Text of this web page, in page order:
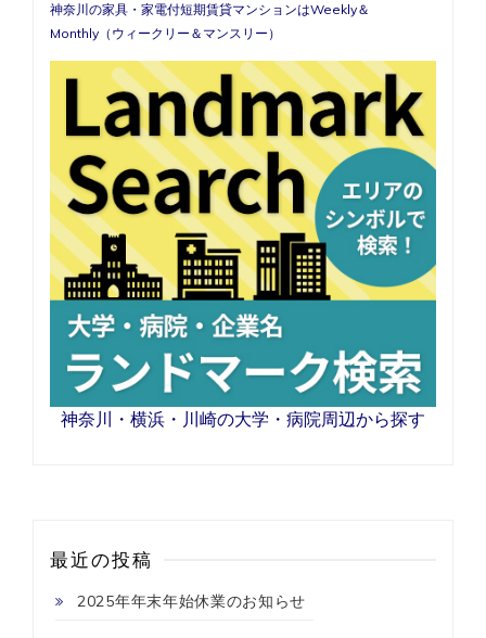
神奈川の家具・家電付短期賃貸マンションはWeekly＆
Monthly（ウィークリー＆マンスリー）
神奈川・横浜・川崎の大学・病院周辺から探す
最近の投稿
2025年年末年始休業のお知らせ